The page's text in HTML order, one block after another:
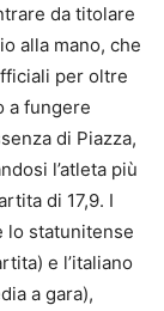
da titolare
alla mano, che
per oltre
a fungere
di Piazza,
l’atleta più
di 17,9. I
lo statunitense
e l’italiano
a gara),